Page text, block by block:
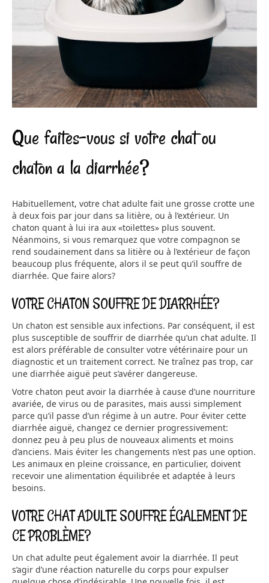
Que faites-vous si votre chat ou
chaton a la diarrhée?
Habituellement, votre chat adulte fait une grosse crotte une
à deux fois par jour dans sa litière, ou à l’extérieur. Un
chaton quant à lui ira aux «toilettes» plus souvent.
Néanmoins, si vous remarquez que votre compagnon se
rend soudainement dans sa litière ou à l’extérieur de façon
beaucoup plus fréquente, alors il se peut qu’il souffre de
diarrhée. Que faire alors?
VOTRE CHATON SOUFFRE DE DIARRHÉE?
Un chaton est sensible aux infections. Par conséquent, il est
plus susceptible de souffrir de diarrhée qu’un chat adulte. Il
est alors préférable de consulter votre vétérinaire pour un
diagnostic et un traitement correct. Ne traînez pas trop, car
une diarrhée aiguë peut s’avérer dangereuse.
Votre chaton peut avoir la diarrhée à cause d’une nourriture
avariée, de virus ou de parasites, mais aussi simplement
parce qu’il passe d’un régime à un autre. Pour éviter cette
diarrhée aiguë, changez ce dernier progressivement:
donnez peu à peu plus de nouveaux aliments et moins
d’anciens. Mais éviter les changements n’est pas une option.
Les animaux en pleine croissance, en particulier, doivent
recevoir une alimentation équilibrée et adaptée à leurs
besoins.
VOTRE CHAT ADULTE SOUFFRE ÉGALEMENT DE
CE PROBLÈME?
Un chat adulte peut également avoir la diarrhée. Il peut
s’agir d’une réaction naturelle du corps pour expulser